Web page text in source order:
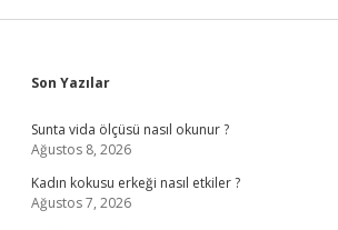
Sidebar
Son Yazılar
Sunta vida ölçüsü nasıl okunur ?
Ağustos 8, 2026
Kadın kokusu erkeği nasıl etkiler ?
Ağustos 7, 2026